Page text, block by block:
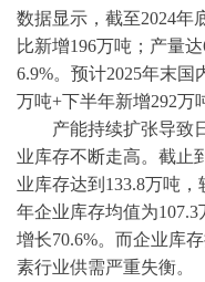
数据显示，截至2024年
比新增196万吨；产量
6.9%。预计2025年末国
万吨+下半年新增292万
产能持续扩张导致
业库存不断走高。截止
业库存达到133.8万吨
年企业库存均值为
增长70.6%。而企业库
素行业供需严重失衡。